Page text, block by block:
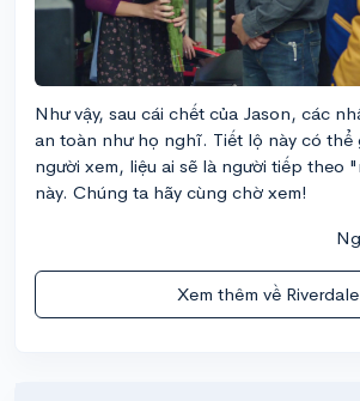
Như vậy, sau cái chết của Jason, các
an toàn như họ nghĩ. Tiết lộ này có thể
người xem, liệu ai sẽ là người tiếp theo
này. Chúng ta hãy cùng chờ xem!
Xem thêm về Riverdale